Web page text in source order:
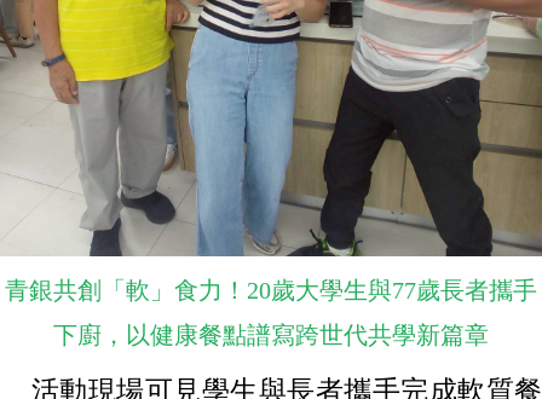
青銀共創「軟」食力！20歲大學生與77歲長者攜手
下廚，以健康餐點譜寫跨世代共學新篇章
活動現場可見學生與長者攜手完成軟質餐